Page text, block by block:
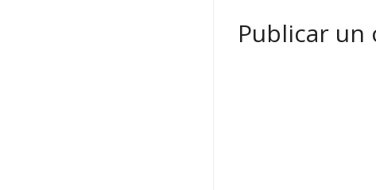
Publicar